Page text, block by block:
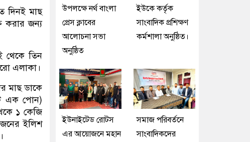
দিনই মাছ
করার জন্য
থেকে তিন
এলাকা।
মাছ ডাকে
এক পোন)
১ কেজি
ইলিশ
উপলক্ষে নর্থ বাংলা
প্রেস ক্লাবের
আলোচনা সভা
অনুষ্ঠিত
ইউকে কর্তৃক
সাংবাদিক প্রশিক্ষণ
কর্মশালা অনুষ্ঠিত।
ইউনাইটেড রোটস
এর আয়োজনে মহান
সমাজ পরিবর্তনে
সাংবাদিকদের